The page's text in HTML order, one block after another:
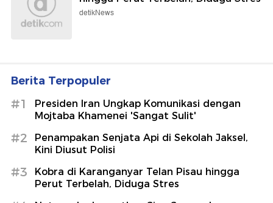
detikNews
Berita Terpopuler
#1
Presiden Iran Ungkap Komunikasi dengan
Mojtaba Khamenei 'Sangat Sulit'
#2
Penampakan Senjata Api di Sekolah Jaksel,
Kini Diusut Polisi
#3
Kobra di Karanganyar Telan Pisau hingga
Perut Terbelah, Diduga Stres